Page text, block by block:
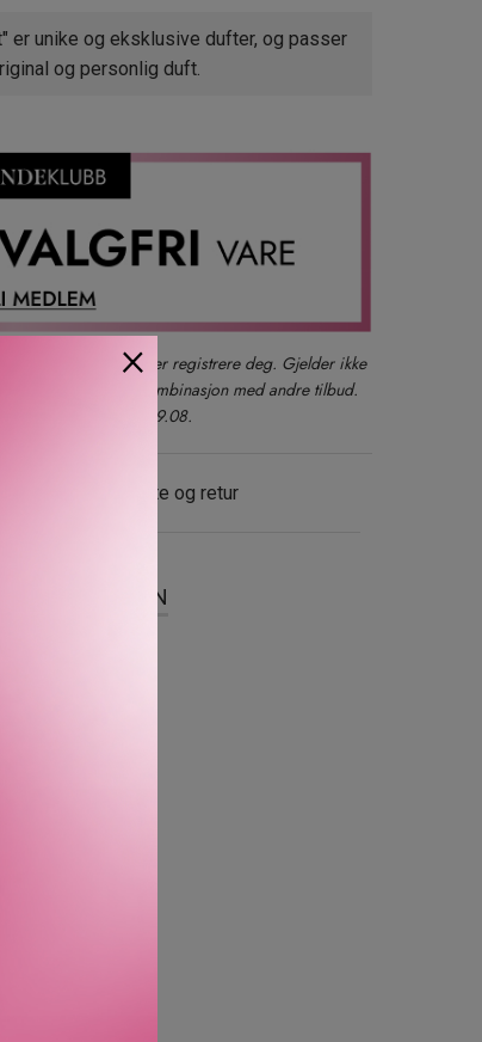
er unike og eksklusive dufter, og passer
og personlig duft.
kan logge inn eller registrere deg. Gjelder ikke
gavesett eller i kombinasjon med andre tilbud.
per kunde t.o.m. 09.08.
Gratis bytte og retur
OM MERKEVAREN
maleriet er
nettopp
sjenerøst i
×